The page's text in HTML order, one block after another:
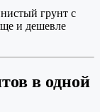
грунт с
и дешевле
в одной